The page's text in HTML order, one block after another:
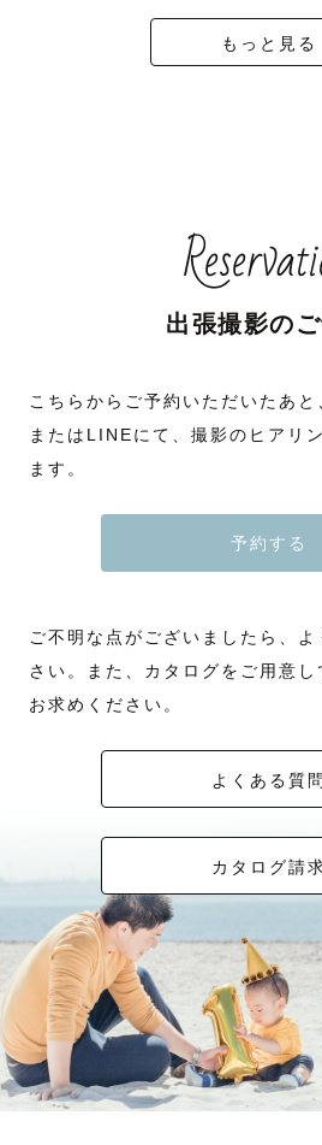
もっと見る
出張撮影の
こちらからご予約いただいたあ
またはLINEにて、撮影のヒアリ
ます。
予約する
ご不明な点がございましたら、
さい。また、カタログをご用意
お求めください。
よくある質問
カタログ請